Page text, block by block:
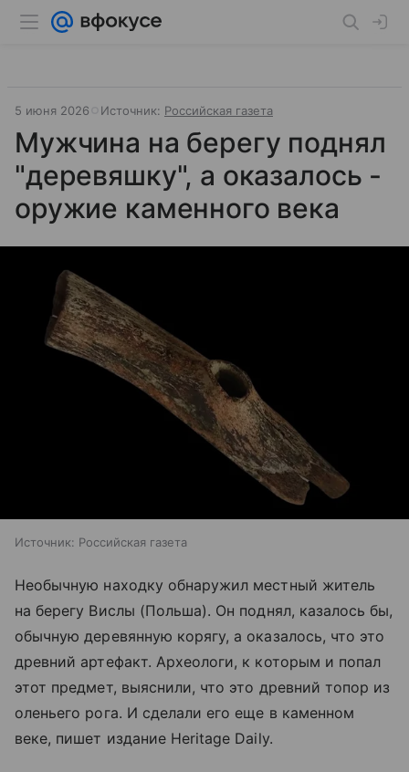
5 июня 2026 Источник: Российская газета
Мужчина на берегу поднял
"деревяшку", а оказалось -
оружие каменного века
Источник: Российская газета
Необычную находку обнаружил местный житель
на берегу Вислы (Польша). Он поднял, казалось бы,
обычную деревянную корягу, а оказалось, что это
древний артефакт. Археологи, к которым и попал
этот предмет, выяснили, что это древний топор из
оленьего рога. И сделали его еще в каменном
веке, пишет издание Heritage Daily.